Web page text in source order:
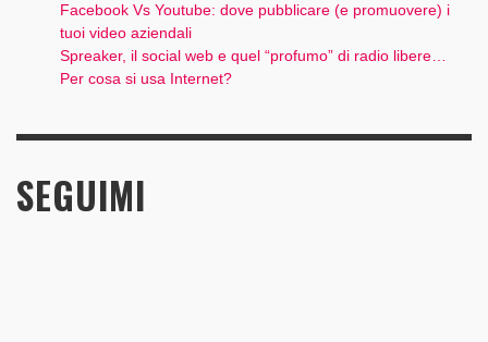
Facebook Vs Youtube: dove pubblicare (e promuovere) i
tuoi video aziendali
Spreaker, il social web e quel “profumo” di radio libere…
Per cosa si usa Internet?
SEGUIMI